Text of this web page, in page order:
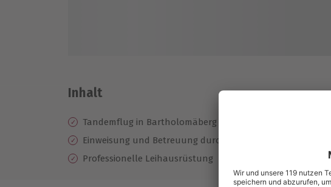
Inhalt
Tandemflug in Bartholomäberg
Einweisung und Betreuung durch einen erfahrenen Piloten
Professionelle Leihausrüstung